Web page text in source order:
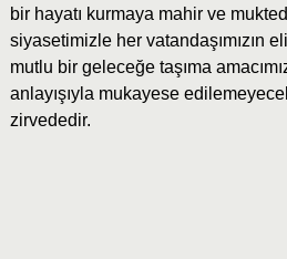
bir hayatı kurmaya mahir ve
siyasetimizle her vatandaşımızın
mutlu bir geleceğe taşıma
anlayışıyla mukayese
zirvededir.